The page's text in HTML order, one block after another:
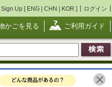
Sign Up [ ENG | CHN | KOR ] ログイン
かごを見る ご利用ガイド